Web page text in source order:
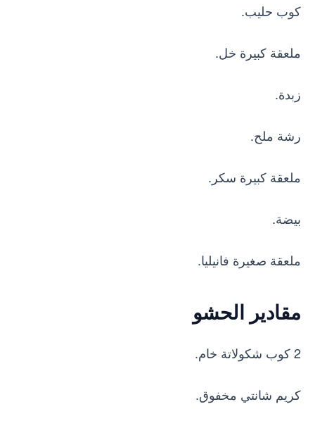
كوب حليب.
ملعقة كبيرة خل.
زبدة.
رشة ملح.
ملعقة كبيرة سكر.
بيضة.
ملعقة صغيرة فانيليا.
مقادير الحشو
2 كوب شكولاتة خام.
كريم شانتي مخفوق.